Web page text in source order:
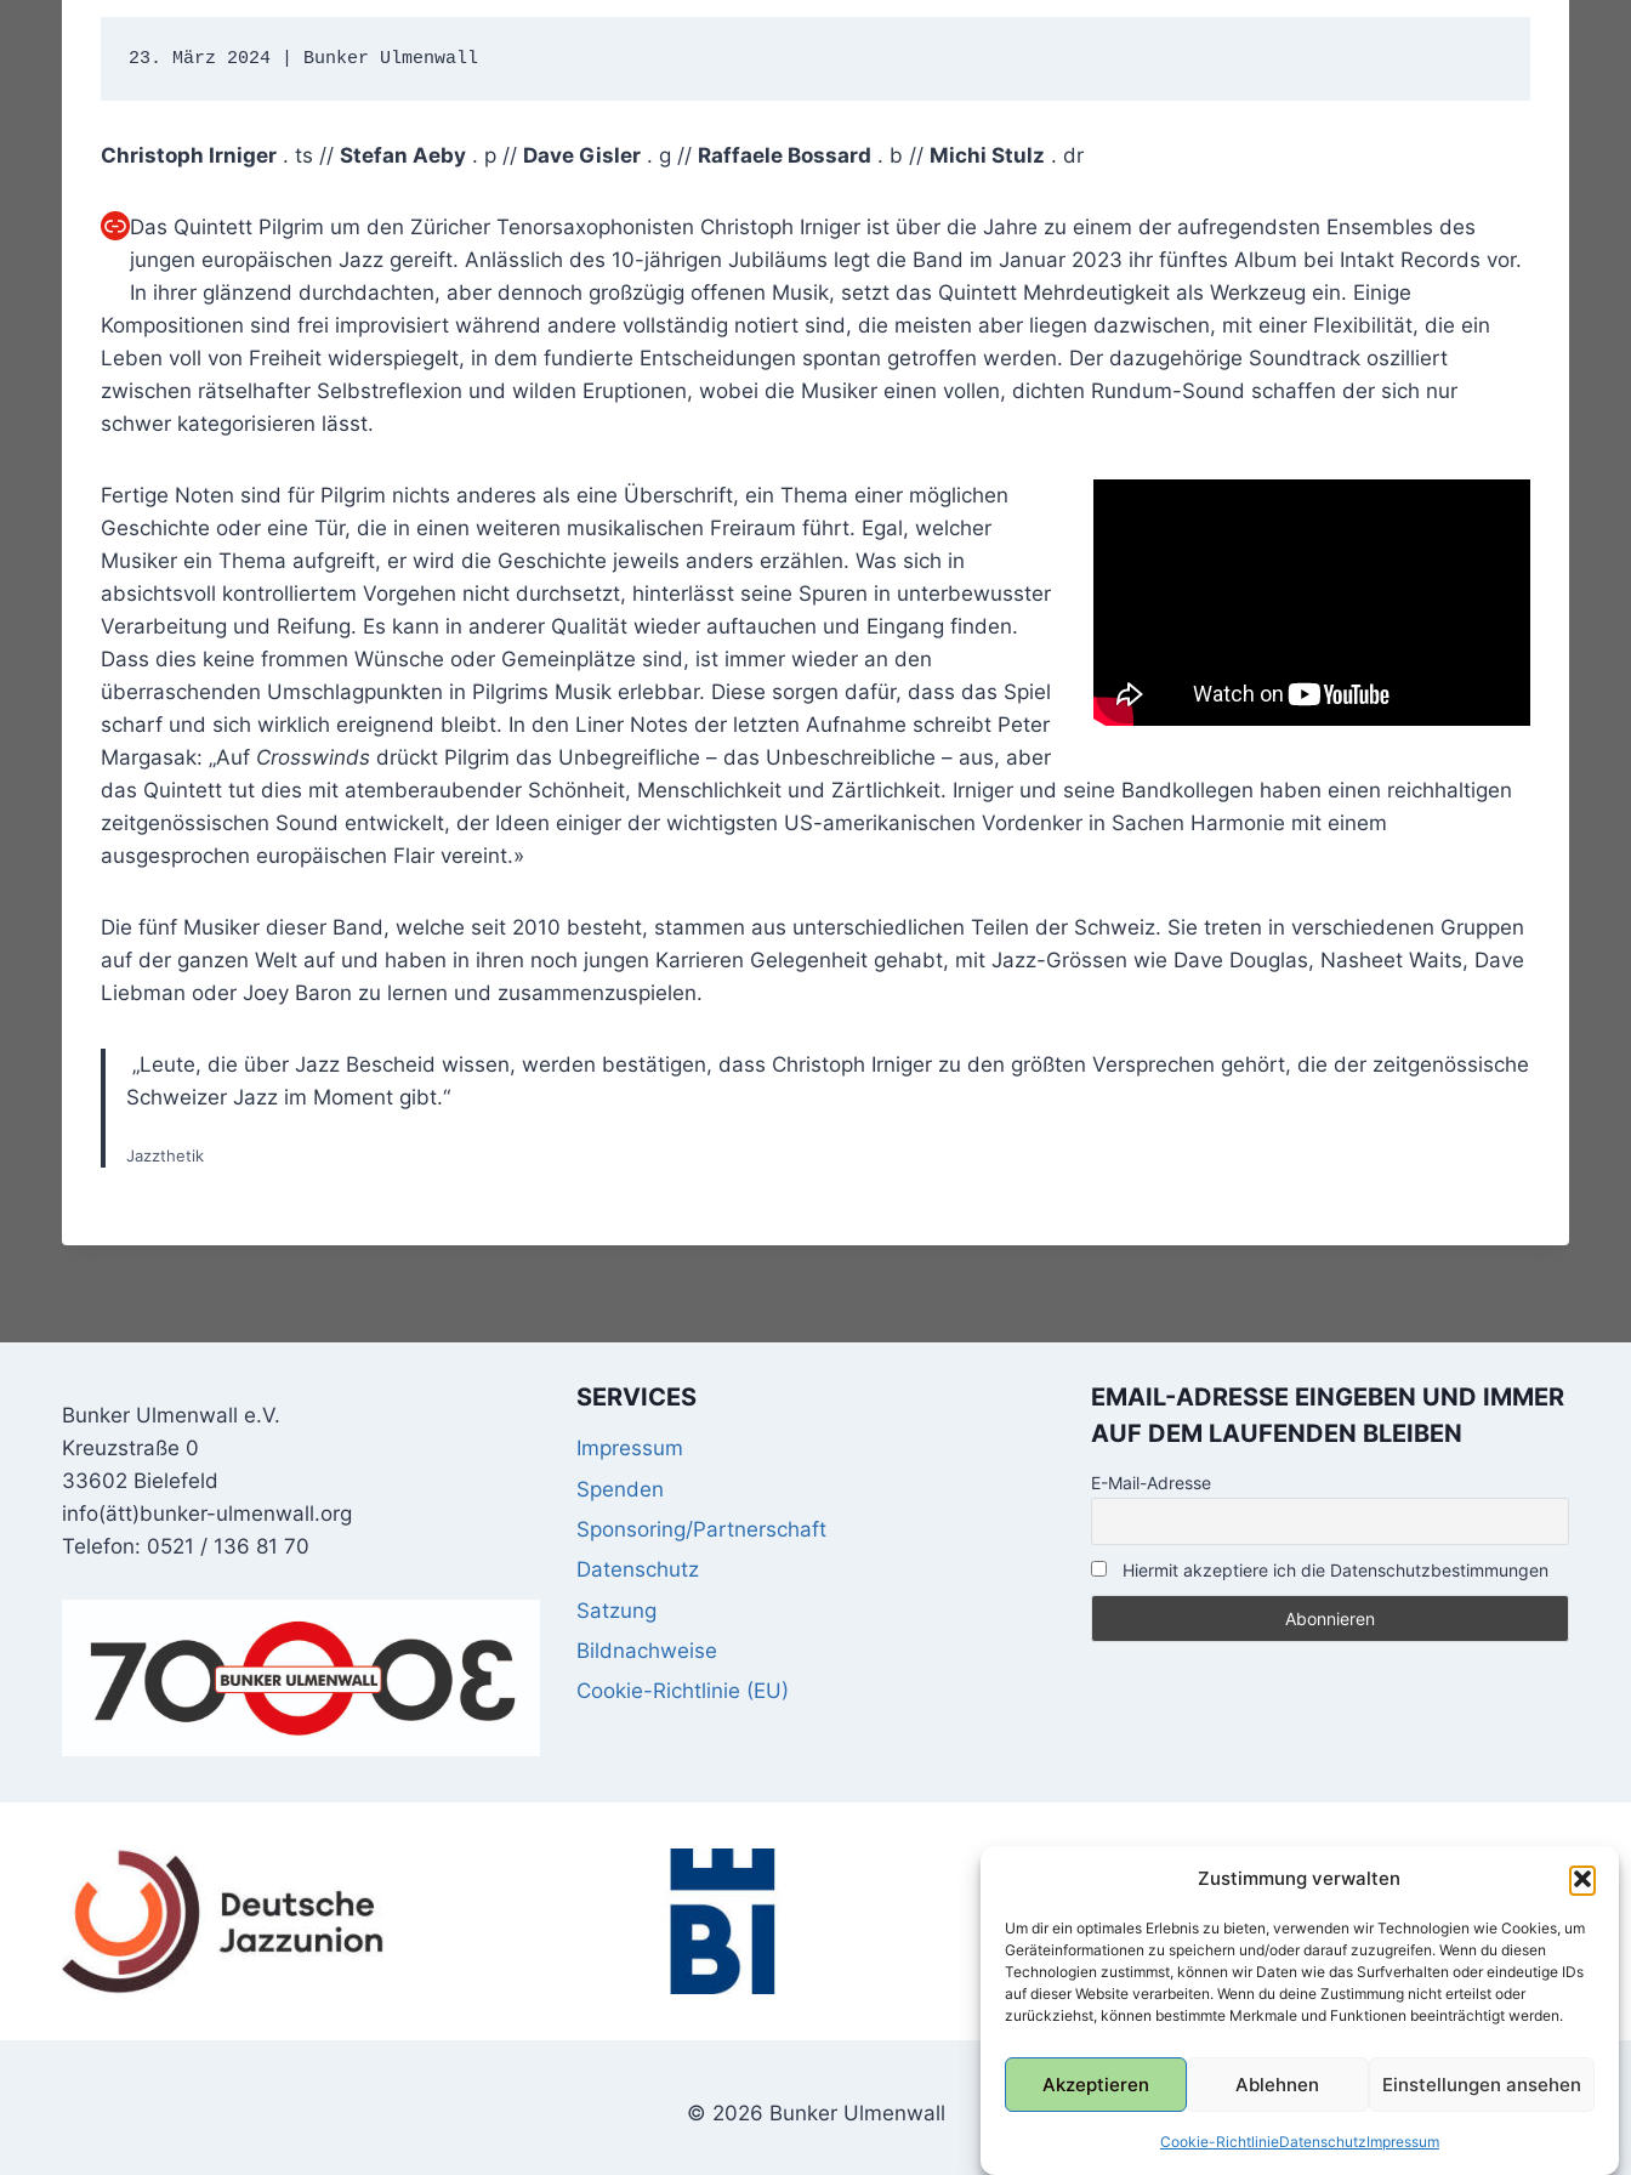
Zustimmung verwalten
Um dir ein optimales Erlebnis zu bieten, verwenden wir Technologien wie Cookies, um
Geräteinformationen zu speichern und/oder darauf zuzugreifen. Wenn du diesen
Technologien zustimmst, können wir Daten wie das Surfverhalten oder eindeutige IDs
auf dieser Website verarbeiten. Wenn du deine Zustimmung nicht erteilst oder
zurückziehst, können bestimmte Merkmale und Funktionen beeinträchtigt werden.
Akzeptieren Ablehnen Einstellungen ansehen
Cookie-RichtlinieDatenschutzImpressum
23. März 2024 | Bunker Ulmenwall
Christoph Irniger . ts // Stefan Aeby . p // Dave Gisler . g // Raffaele Bossard . b // Michi Stulz . dr
Link
Das Quintett Pilgrim um den Züricher Tenorsaxophonisten Christoph Irniger ist über die Jahre zu einem der aufregendsten Ensembles des
jungen europäischen Jazz gereift. Anlässlich des 10-jährigen Jubiläums legt die Band im Januar 2023 ihr fünftes Album bei Intakt Records vor.
In ihrer glänzend durchdachten, aber dennoch großzügig offenen Musik, setzt das Quintett Mehrdeutigkeit als Werkzeug ein. Einige
Kompositionen sind frei improvisiert während andere vollständig notiert sind, die meisten aber liegen dazwischen, mit einer Flexibilität, die ein
Leben voll von Freiheit widerspiegelt, in dem fundierte Entscheidungen spontan getroffen werden. Der dazugehörige Soundtrack oszilliert
zwischen rätselhafter Selbstreflexion und wilden Eruptionen, wobei die Musiker einen vollen, dichten Rundum-Sound schaffen der sich nur
schwer kategorisieren lässt.
Fertige Noten sind für Pilgrim nichts anderes als eine Überschrift, ein Thema einer möglichen
Geschichte oder eine Tür, die in einen weiteren musikalischen Freiraum führt. Egal, welcher
Musiker ein Thema aufgreift, er wird die Geschichte jeweils anders erzählen. Was sich in
absichtsvoll kontrolliertem Vorgehen nicht durchsetzt, hinterlässt seine Spuren in unterbewusster
Verarbeitung und Reifung. Es kann in anderer Qualität wieder auftauchen und Eingang finden.
Dass dies keine frommen Wünsche oder Gemeinplätze sind, ist immer wieder an den
überraschenden Umschlagpunkten in Pilgrims Musik erlebbar. Diese sorgen dafür, dass das Spiel
scharf und sich wirklich ereignend bleibt. In den Liner Notes der letzten Aufnahme schreibt Peter
Margasak: „Auf Crosswinds drückt Pilgrim das Unbegreifliche – das Unbeschreibliche – aus, aber
das Quintett tut dies mit atemberaubender Schönheit, Menschlichkeit und Zärtlichkeit. Irniger und seine Bandkollegen haben einen reichhaltigen
zeitgenössischen Sound entwickelt, der Ideen einiger der wichtigsten US-amerikanischen Vordenker in Sachen Harmonie mit einem
ausgesprochen europäischen Flair vereint.»
Die fünf Musiker dieser Band, welche seit 2010 besteht, stammen aus unterschiedlichen Teilen der Schweiz. Sie treten in verschiedenen Gruppen
auf der ganzen Welt auf und haben in ihren noch jungen Karrieren Gelegenheit gehabt, mit Jazz-Grössen wie Dave Douglas, Nasheet Waits, Dave
Liebman oder Joey Baron zu lernen und zusammenzuspielen.
„Leute, die über Jazz Bescheid wissen, werden bestätigen, dass Christoph Irniger zu den größten Versprechen gehört, die der zeitgenössische
Schweizer Jazz im Moment gibt.“
Jazzthetik
Bunker Ulmenwall e.V.
Kreuzstraße 0
33602 Bielefeld
info(ätt)bunker-ulmenwall.org
Telefon: 0521 / 136 81 70
SERVICES
Impressum
Spenden
Sponsoring/Partnerschaft
Datenschutz
Satzung
Bildnachweise
Cookie-Richtlinie (EU)
EMAIL-ADRESSE EINGEBEN UND IMMER
AUF DEM LAUFENDEN BLEIBEN
E-Mail-Adresse
Hiermit akzeptiere ich die Datenschutzbestimmungen
© 2026 Bunker Ulmenwall